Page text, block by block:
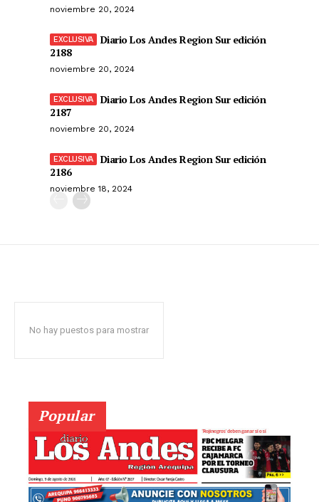
noviembre 20, 2024
Diario Los Andes Region Sur edición
2188
noviembre 20, 2024
Diario Los Andes Region Sur edición
2187
noviembre 20, 2024
Diario Los Andes Region Sur edición
2186
noviembre 18, 2024
No hay puestos para mostrar
Popular